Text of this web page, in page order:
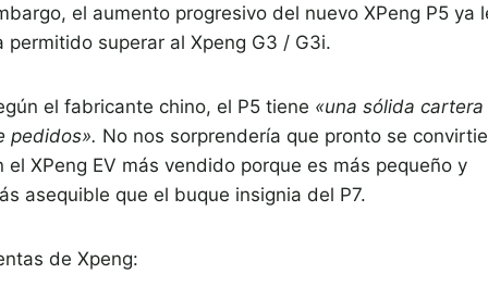
el aumento progresivo del nuevo XPeng P5 ya
permitido superar al Xpeng G3 / G3i.
el fabricante chino, el P5 tiene «una sólida cartera
pedidos». No nos sorprendería que pronto se
el XPeng EV más vendido porque es más pequeño y
asequible que el buque insignia del P7.
de Xpeng: